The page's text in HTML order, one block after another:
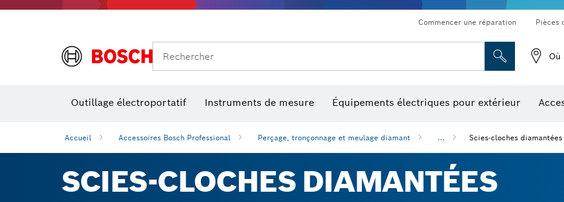
Commencer une réparation Pièces
Rechercher Où
Outillage électroportatif Instruments de mesure Équipements électriques pour extérieur
Accueil Accessoires Bosch Professional Perçage, tronçonnage et meulage diamant ... Scies-cloches diamantées
SCIES-CLOCHES DIAMANTÉES